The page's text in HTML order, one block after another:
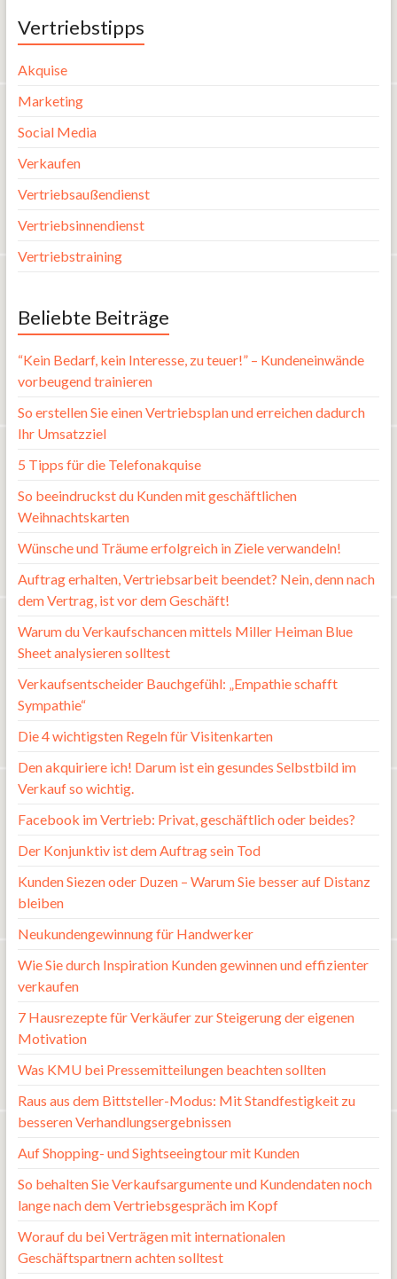
Vertriebstipps
Akquise
Marketing
Social Media
Verkaufen
Vertriebsaußendienst
Vertriebsinnendienst
Vertriebstraining
Beliebte Beiträge
“Kein Bedarf, kein Interesse, zu teuer!” – Kundeneinwände
vorbeugend trainieren
So erstellen Sie einen Vertriebsplan und erreichen dadurch
Ihr Umsatzziel
5 Tipps für die Telefonakquise
So beeindruckst du Kunden mit geschäftlichen
Weihnachtskarten
Wünsche und Träume erfolgreich in Ziele verwandeln!
Auftrag erhalten, Vertriebsarbeit beendet? Nein, denn nach
dem Vertrag, ist vor dem Geschäft!
Warum du Verkaufschancen mittels Miller Heiman Blue
Sheet analysieren solltest
Verkaufsentscheider Bauchgefühl: „Empathie schafft
Sympathie“
Die 4 wichtigsten Regeln für Visitenkarten
Den akquiriere ich! Darum ist ein gesundes Selbstbild im
Verkauf so wichtig.
Facebook im Vertrieb: Privat, geschäftlich oder beides?
Der Konjunktiv ist dem Auftrag sein Tod
Kunden Siezen oder Duzen – Warum Sie besser auf Distanz
bleiben
Neukundengewinnung für Handwerker
Wie Sie durch Inspiration Kunden gewinnen und effizienter
verkaufen
7 Hausrezepte für Verkäufer zur Steigerung der eigenen
Motivation
Was KMU bei Pressemitteilungen beachten sollten
Raus aus dem Bittsteller-Modus: Mit Standfestigkeit zu
besseren Verhandlungsergebnissen
Auf Shopping- und Sightseeingtour mit Kunden
So behalten Sie Verkaufsargumente und Kundendaten noch
lange nach dem Vertriebsgespräch im Kopf
Worauf du bei Verträgen mit internationalen
Geschäftspartnern achten solltest